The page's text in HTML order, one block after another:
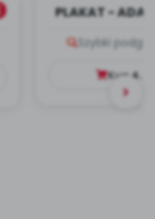
PLAKAT -
Szybki
Kup